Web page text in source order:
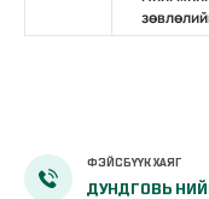
ФЭЙСБҮҮК ХАЯГ
ДУНДГОВЬ